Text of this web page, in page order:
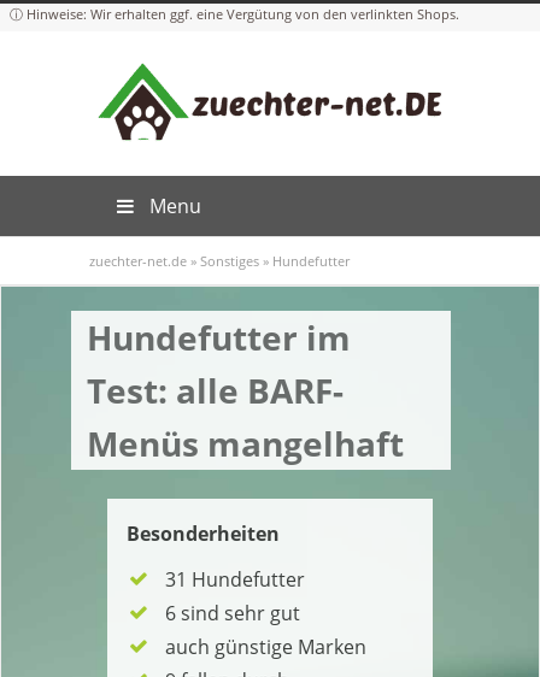
Menu
zuechter-net.de » Sonstiges » Hundefutter
Hundefutter im
Test: alle BARF-
Menüs mangelhaft
Besonderheiten
31 Hundefutter
6 sind sehr gut
auch günstige Marken